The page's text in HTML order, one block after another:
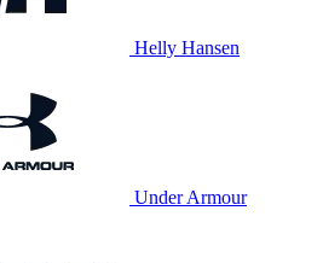
Helly Hansen
Under Armour